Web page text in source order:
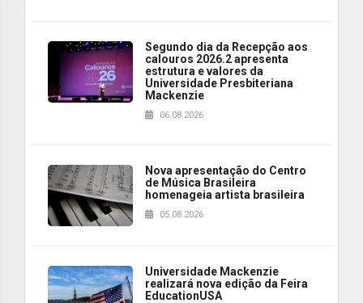
Segundo dia da Recepção aos
calouros 2026.2 apresenta
estrutura e valores da
Universidade Presbiteriana
Mackenzie
06.08.2026
Nova apresentação do Centro
de Música Brasileira
homenageia artista brasileira
05.08.2026
Universidade Mackenzie
realizará nova edição da Feira
EducationUSA